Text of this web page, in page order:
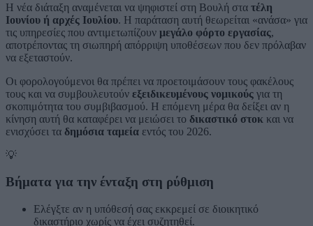
Η νέα διάταξη αναμένεται να ψηφιστεί στη Βουλή στα τέλη
Ιουνίου ή αρχές Ιουλίου. Η παράταση αυτή θεωρείται «ανάσα» για
τις υπηρεσίες που αντιμετωπίζουν μεγάλο φόρτο εργασίας,
αποτρέποντας τη σιωπηρή απόρριψη υποθέσεων που δεν πρόλαβαν
να εξεταστούν.
Οι φορολογούμενοι θα πρέπει να προετοιμάσουν τους φακέλους
τους και να συμβουλευτούν εξειδικευμένους νομικούς για τη
σκοπιμότητα του συμβιβασμού. Η επόμενη μέρα θα δείξει αν η
κίνηση αυτή θα καταφέρει να μειώσει το δικαστικό στοκ και να
ενισχύσει τα δημόσια ταμεία εντός του 2026.
💡
Βήματα για την ένταξη στη ρύθμιση
Ελέγξτε αν η υπόθεσή σας εκκρεμεί σε διοικητικό
δικαστήριο χωρίς να έχει συζητηθεί.